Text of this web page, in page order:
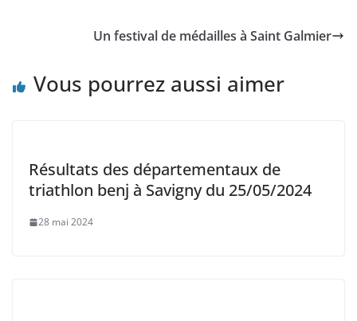
Un festival de médailles à Saint Galmier
Vous pourrez aussi aimer
Résultats des départementaux de
triathlon benj à Savigny du 25/05/2024
28 mai 2024